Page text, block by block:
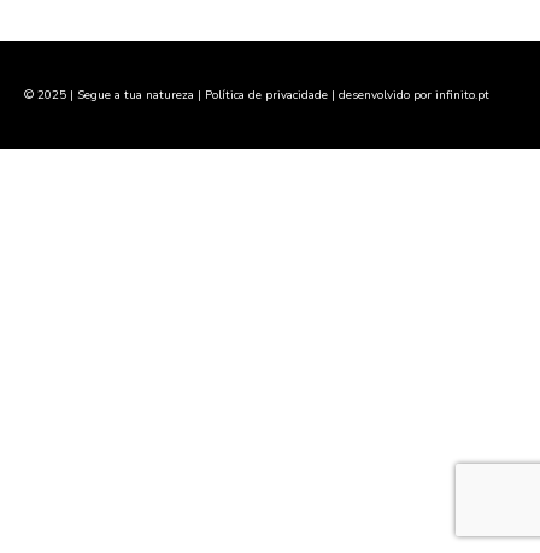
© 2025 | Segue a tua natureza | Política de privacidade | desenvolvido por infinito.pt